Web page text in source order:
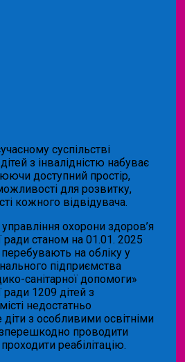
суспільстві
з інвалідністю набуває
доступний простір,
для розвитку,
кожного відвідувача.
охорони здоров’я
станом на 01.01. 2025
на обліку у
підприємства
санітарної допомоги»
1209 дітей з
недостатньо
з особливими освітніми
проводити
реабілітацію.